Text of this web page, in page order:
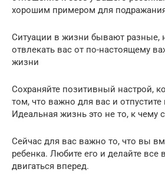
хорошим примером для
Ситуации в жизни бывают разные,
отвлекать вас от по-настоящему
жизни
Сохраняйте позитивный настрой,
том, что важно для вас и отпустите
Идеальная жизнь это не то, к чему
Сейчас для вас важно то, что вы
ребенка. Любите его и делайте
двигаться вперед.